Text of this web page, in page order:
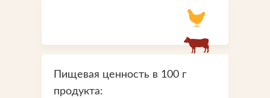
Пищевая ценность в 100 г
продукта: